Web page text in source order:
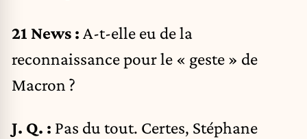
21 News : A-t-elle eu de la
reconnaissance pour le « geste » de
Macron ?
J. Q. : Pas du tout. Certes, Stéphane